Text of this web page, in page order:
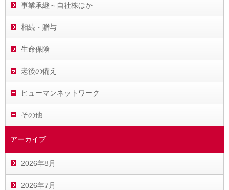
事業承継～自社株ほか
相続・贈与
生命保険
老後の備え
ヒューマンネットワーク
その他
アーカイブ
2026年8月
2026年7月